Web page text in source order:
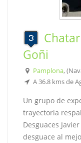
Goñi
Pamplona,
A 36.8 kms de
Un grupo de
trayectoria
Desguaces
desguace al